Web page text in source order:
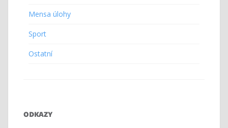
Mensa úlohy
Sport
Ostatní
ODKAZY